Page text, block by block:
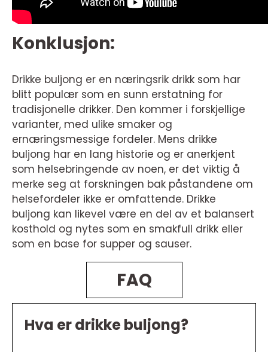
Konklusjon:
Drikke buljong er en næringsrik drikk som har
blitt populær som en sunn erstatning for
tradisjonelle drikker. Den kommer i forskjellige
varianter, med ulike smaker og
ernæringsmessige fordeler. Mens drikke
buljong har en lang historie og er anerkjent
som helsebringende av noen, er det viktig å
merke seg at forskningen bak påstandene om
helsefordeler ikke er omfattende. Drikke
buljong kan likevel være en del av et balansert
kosthold og nytes som en smakfull drikk eller
som en base for supper og sauser.
FAQ
Hva er drikke buljong?